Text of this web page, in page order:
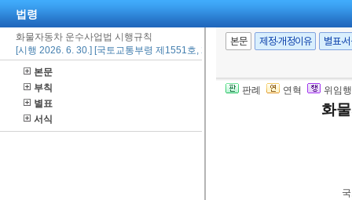
법령
화물자동차 운수사업법 시행규칙
[시행 2026. 6. 30.] [국토교통부령 제1551호, 2025. 12. 29., 일부개정]
본문
부칙
별표
서식
본문 제정·개정이유 별표·
판례 연혁 위임
화